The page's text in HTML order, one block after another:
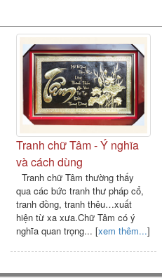
Tranh chữ Tâm - Ý nghĩa
và cách dùng
Tranh chữ Tâm thường thấy
qua các bức tranh thư pháp cổ,
tranh đồng, tranh thêu…xuất
hiện từ xa xưa.Chữ Tâm có ý
nghĩa quan trọng... [xem thêm...]